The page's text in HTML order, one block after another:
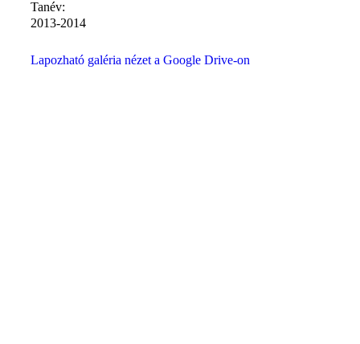
Tanév:
2013-2014
Lapozható galéria nézet a Google Drive-on